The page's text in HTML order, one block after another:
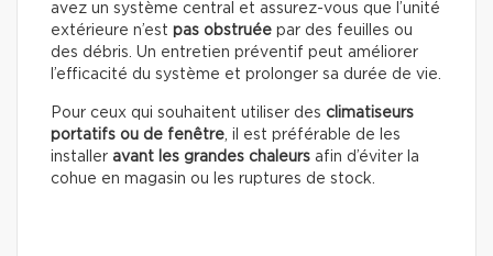
avez un système central et assurez-vous que l’unité
extérieure n’est pas obstruée par des feuilles ou
des débris. Un entretien préventif peut améliorer
l’efficacité du système et prolonger sa durée de vie.
Pour ceux qui souhaitent utiliser des climatiseurs
portatifs ou de fenêtre, il est préférable de les
installer avant les grandes chaleurs afin d’éviter la
cohue en magasin ou les ruptures de stock.